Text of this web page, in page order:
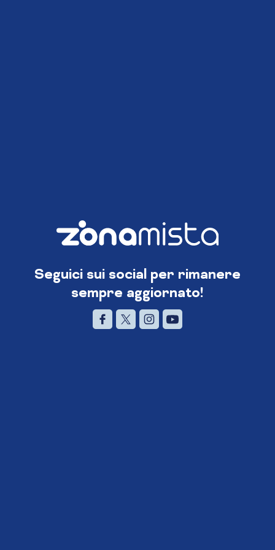
Seguici sui social per rimanere
sempre aggiornato!